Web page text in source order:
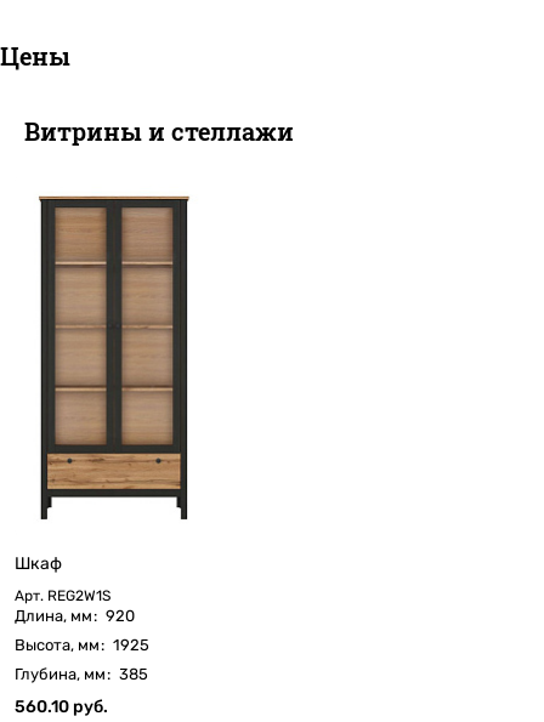
Цены
Витрины и стеллажи
Шкаф
Арт. REG2W1S
Длина, мм: 920
Высота, мм: 1925
Глубина, мм: 385
560.10 руб.